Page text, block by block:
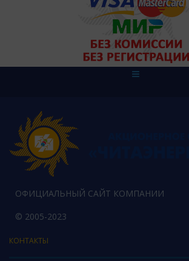
ОФИЦИАЛЬНЫЙ САЙТ КОМПАНИИ
© 2005-2023
КОНТАКТЫ